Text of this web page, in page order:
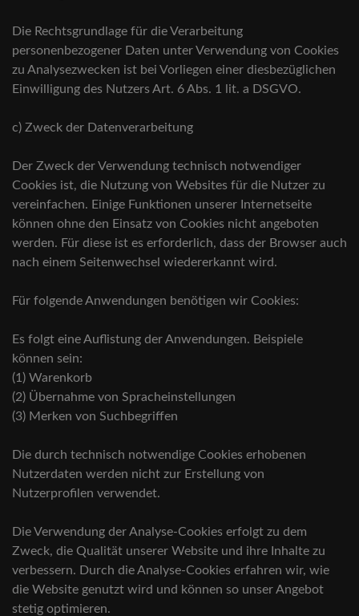
Die Rechtsgrundlage für die Verarbeitung
personenbezogener Daten unter Verwendung von Cookies
zu Analysezwecken ist bei Vorliegen einer diesbezüglichen
Einwilligung des Nutzers Art. 6 Abs. 1 lit. a DSGVO.
c) Zweck der Datenverarbeitung
Der Zweck der Verwendung technisch notwendiger
Cookies ist, die Nutzung von Websites für die Nutzer zu
vereinfachen. Einige Funktionen unserer Internetseite
können ohne den Einsatz von Cookies nicht angeboten
werden. Für diese ist es erforderlich, dass der Browser auch
nach einem Seitenwechsel wiedererkannt wird.
Für folgende Anwendungen benötigen wir Cookies:
Es folgt eine Auflistung der Anwendungen. Beispiele
können sein:
(1) Warenkorb
(2) Übernahme von Spracheinstellungen
(3) Merken von Suchbegriffen
Die durch technisch notwendige Cookies erhobenen
Nutzerdaten werden nicht zur Erstellung von
Nutzerprofilen verwendet.
Die Verwendung der Analyse-Cookies erfolgt zu dem
Zweck, die Qualität unserer Website und ihre Inhalte zu
verbessern. Durch die Analyse-Cookies erfahren wir, wie
die Website genutzt wird und können so unser Angebot
stetig optimieren.